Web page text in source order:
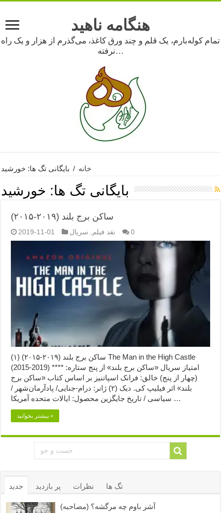
هنگامه ناهید
تمام کوله‌بارم، یک قلم و چند ورق کاغذ، می‌گذرم از هزار و یک راه
نرفته…
خانه / بایگانی تگ ها: خورشید
بایگانی تگ ها: خورشید
ساکن برج بلند (۲۰۱۹-۲۰۱۵)
2019-11-01 نقد فیلم سریال 0
ساکن برج بلند (۲۰۱۹-۲۰۱۵) (۱) The Man in the High Castle
(2015-2019) امتیاز سریال «ساکن برج بلند» از پنج ستاره: ****
(چهار از پنج) خالق: فرانک اسپاتنیز بر اساس کتاب «ساکن برج
بلند» اثر فیلیپ کی. دیک (۲) ژانر: درام-جنایی/ پادآرمان‌شهر /
سیاسی / تاریخ جایگزین محصول: ایالات متحده آمریکا …
بیشتر بخوانید »
جدید پر بازدید نظرات تگ ها
آشر باوم چه مرگشه؟ (مصاحبه)